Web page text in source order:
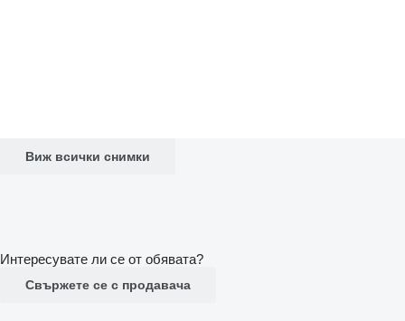
Виж всички снимки
Интересувате ли се от обявата?
Свържете се с продавача